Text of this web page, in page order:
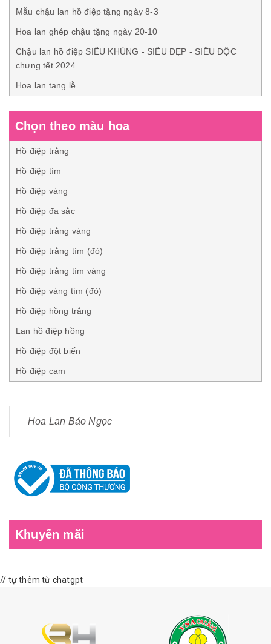
Mẫu chậu lan hồ điệp tặng ngày 8-3
Hoa lan ghép chậu tặng ngày 20-10
Chậu lan hồ điệp SIÊU KHỦNG - SIÊU ĐẸP - SIÊU ĐỘC
chưng tết 2024
Hoa lan tang lễ
Chọn theo màu hoa
Hồ điệp trắng
Hồ điệp tím
Hồ điệp vàng
Hồ điệp đa sắc
Hồ điệp trắng vàng
Hồ điệp trắng tím (đỏ)
Hồ điệp trắng tím vàng
Hồ điệp vàng tím (đỏ)
Hồ điệp hồng trắng
Lan hồ điệp hồng
Hồ điệp đột biến
Hồ điệp cam
Hoa Lan Bảo Ngọc
Khuyến mãi
// tự thêm từ chatgpt